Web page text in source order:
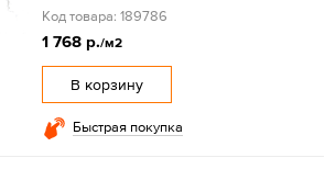
Код товара: 189786
1 768 р./м2
В корзину
Быстрая покупка